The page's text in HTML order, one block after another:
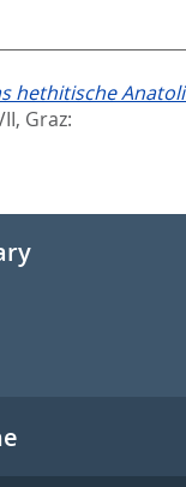
hethitische
Graz: